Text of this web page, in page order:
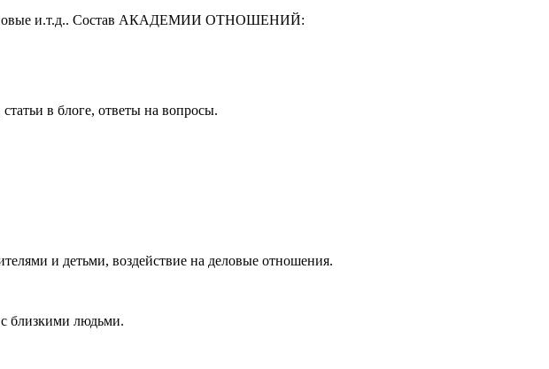
и.т.д.. Состав АКАДЕМИИ ОТНОШЕНИЙ:
в блоге, ответы на вопросы.
и детьми, воздействие на деловые отношения.
близкими людьми.